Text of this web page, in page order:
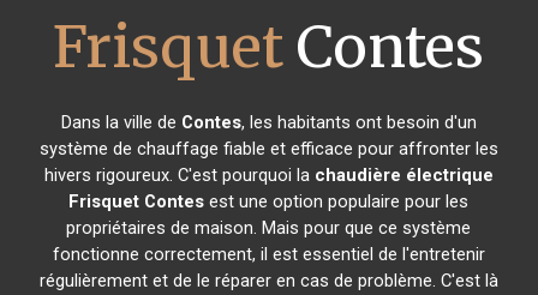
Frisquet Contes
Dans la ville de Contes, les habitants ont besoin d'un
système de chauffage fiable et efficace pour affronter les
hivers rigoureux. C'est pourquoi la chaudière électrique
Frisquet Contes est une option populaire pour les
propriétaires de maison. Mais pour que ce système
fonctionne correctement, il est essentiel de l'entretenir
régulièrement et de le réparer en cas de problème. C'est là